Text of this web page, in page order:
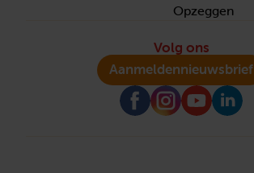
Opzeggen
Volg ons
Aanmeldennieuwsbrief